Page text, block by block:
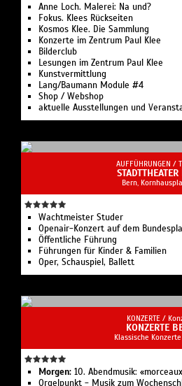
Anne Loch. Malerei: Na und?
Fokus. Klees Rückseiten
Kosmos Klee. Die Sammlung
Konzerte im Zentrum Paul Klee
Bilderclub
Lesungen im Zentrum Paul Klee
Kunstvermittlung
Lang/Baumann Module #4
Shop / Webshop
aktuelle Ausstellungen und
AUFFÜHRUNGEN /
STADTTHEATER
Bern,
Wachtmeister Studer
Openair-Konzert auf dem
Öffentliche Führung
Führungen für Kinder & Familien
Oper, Schauspiel, Ballett
KONZERTE /
KONZERTE
Klassische
Morgen: 10. Abendmusik:
Orgelpunkt - Musik zum